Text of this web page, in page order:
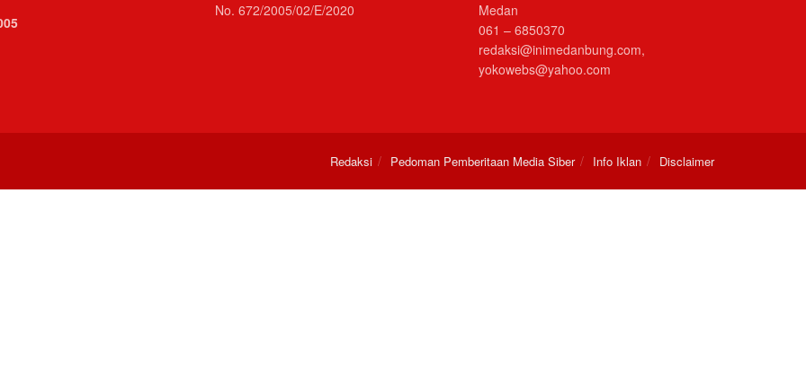
No. 672/2005/02/E/2020
Medan
061 – 6850370
redaksi@inimedanbung.com,
yokowebs@yahoo.com
Redaksi Pedoman Pemberitaan Media Siber Info Iklan Disclaimer